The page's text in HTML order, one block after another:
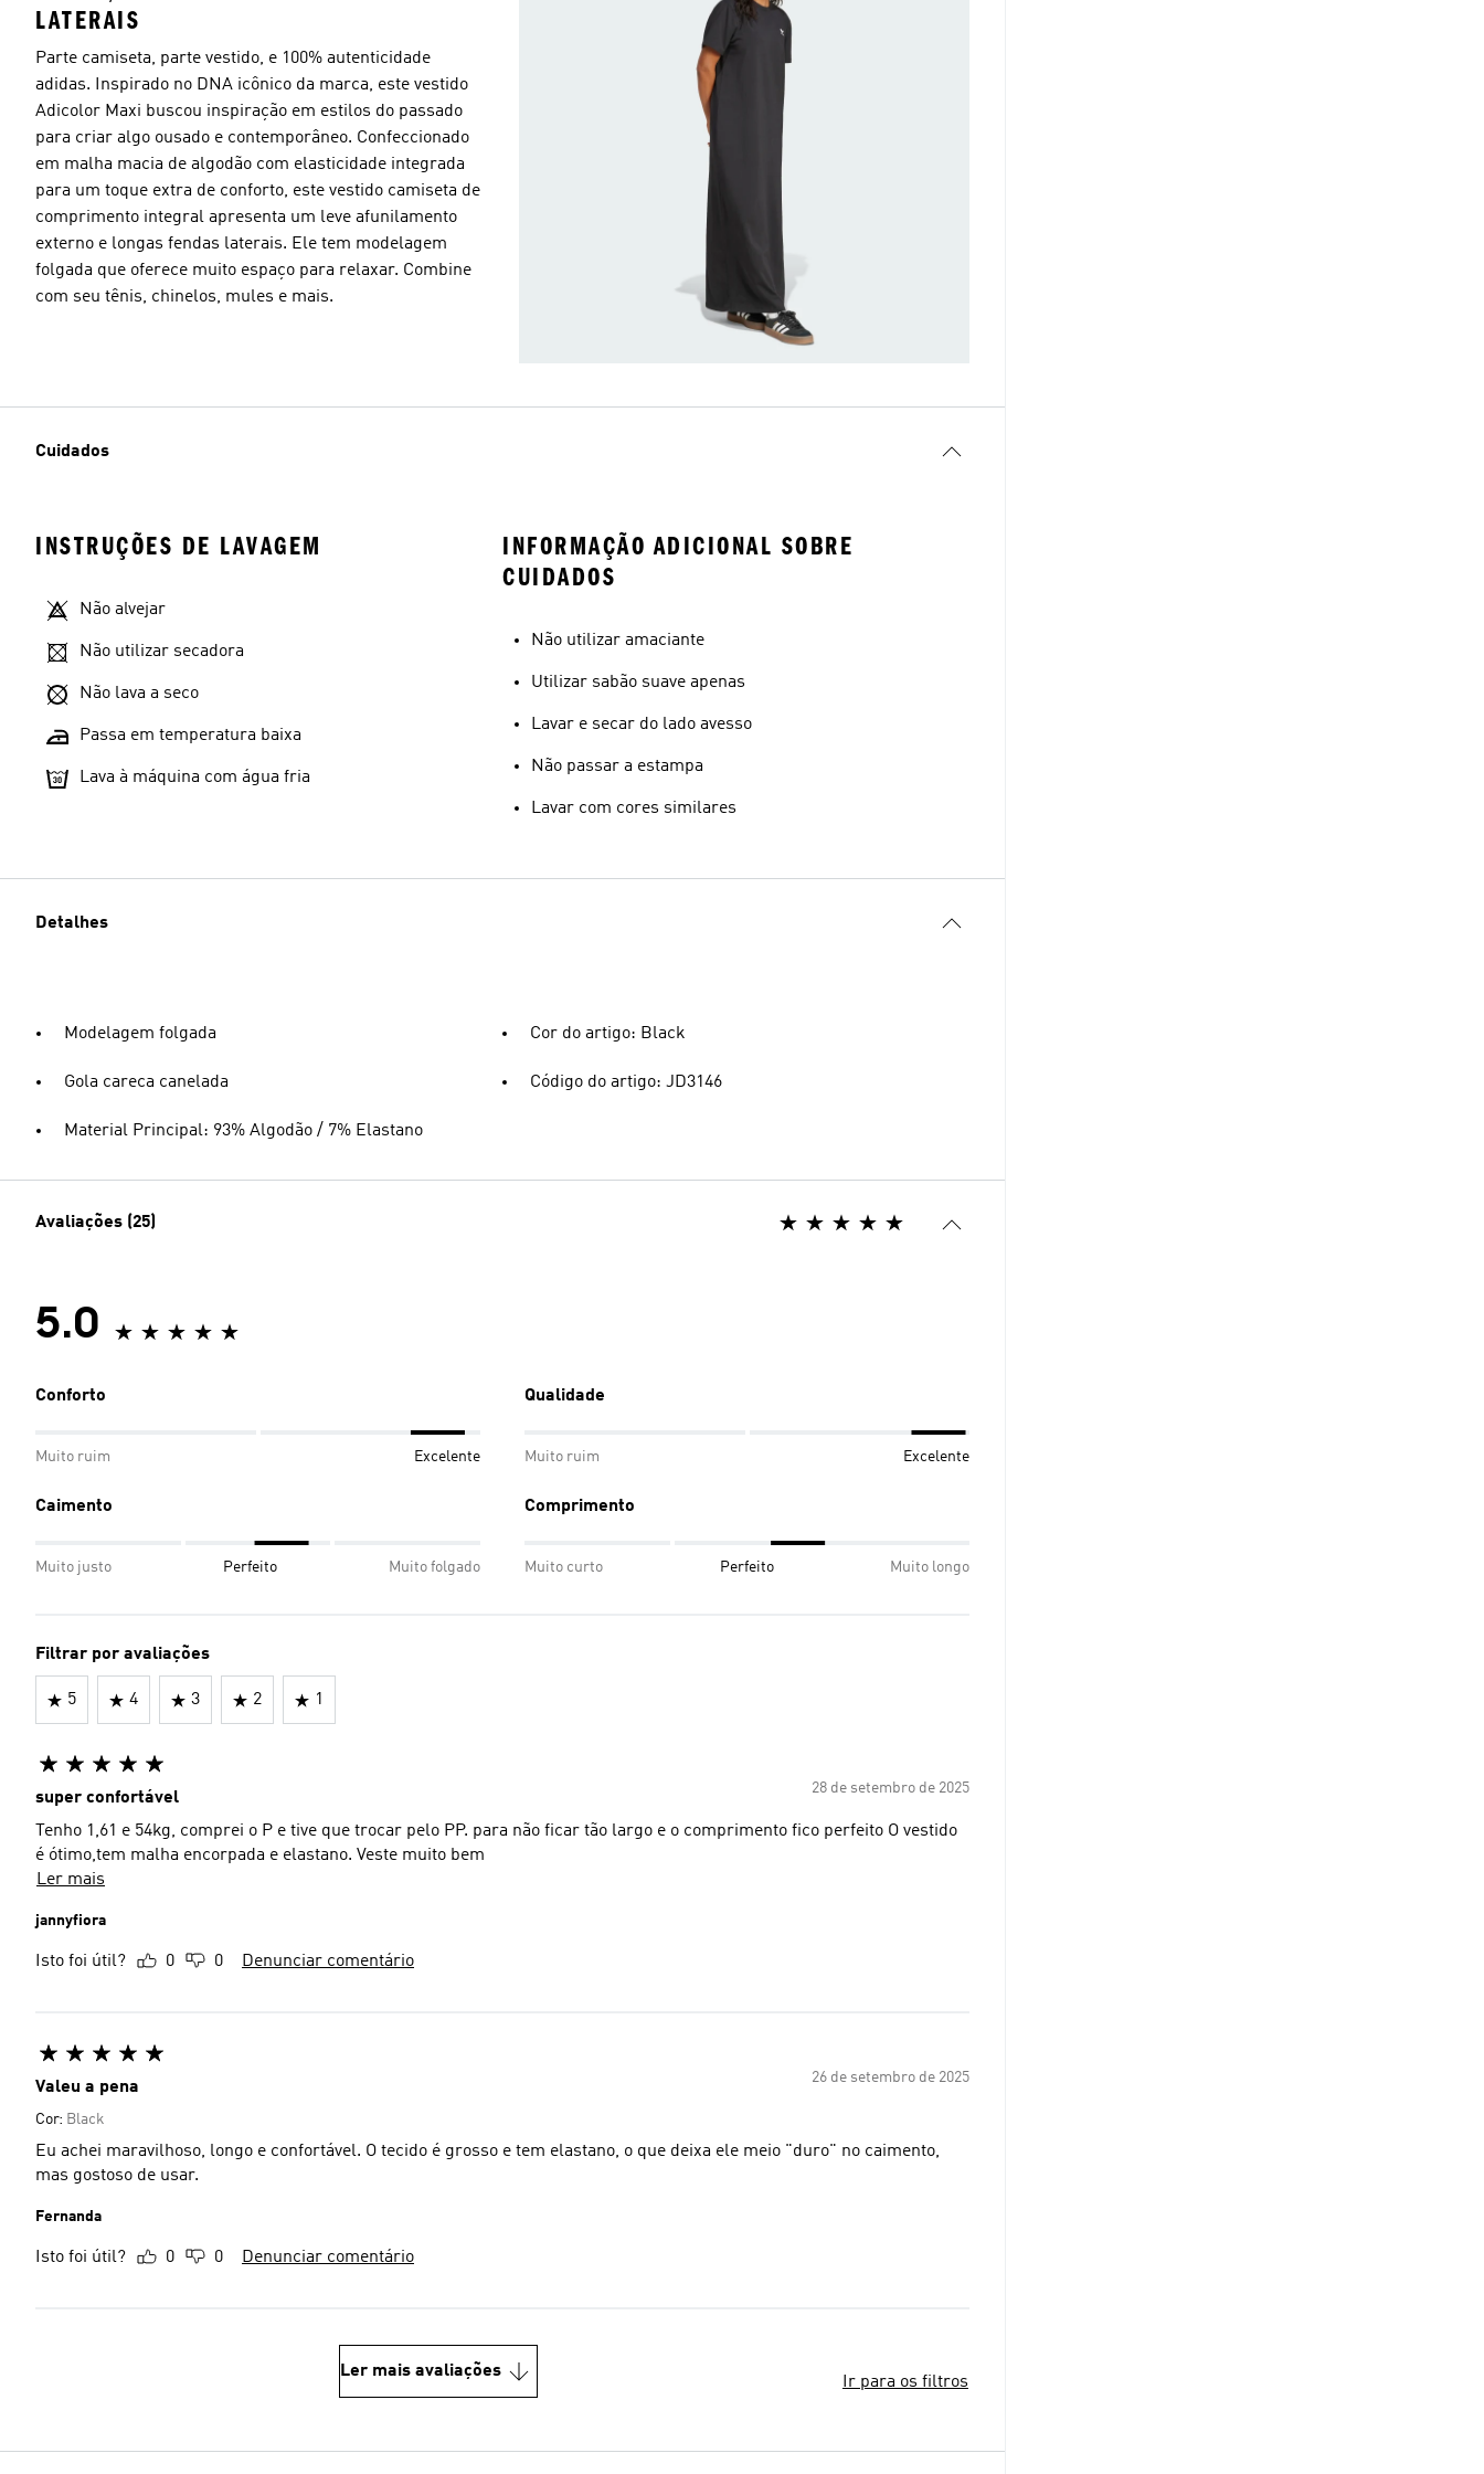
LATERAIS
Parte camiseta, parte vestido, e 100% autenticidade
adidas. Inspirado no DNA icônico da marca, este vestido
Adicolor Maxi buscou inspiração em estilos do passado
para criar algo ousado e contemporâneo. Confeccionado
em malha macia de algodão com elasticidade integrada
para um toque extra de conforto, este vestido camiseta de
comprimento integral apresenta um leve afunilamento
externo e longas fendas laterais. Ele tem modelagem
folgada que oferece muito espaço para relaxar. Combine
com seu tênis, chinelos, mules e mais.
Cuidados
INSTRUÇÕES DE LAVAGEM
Não alvejar
Não utilizar secadora
Não lava a seco
Passa em temperatura baixa
Lava à máquina com água fria
INFORMAÇÃO ADICIONAL SOBRE
CUIDADOS
Não utilizar amaciante
Utilizar sabão suave apenas
Lavar e secar do lado avesso
Não passar a estampa
Lavar com cores similares
Detalhes
Modelagem folgada
Gola careca canelada
Material Principal: 93% Algodão / 7% Elastano
Cor do artigo: Black
Código do artigo: JD3146
Avaliações (25)
5.0
Conforto
Muito ruim Excelente
Qualidade
Muito ruim Excelente
Caimento
Muito justo Perfeito Muito folgado
Comprimento
Muito curto Perfeito Muito longo
Filtrar por avaliações
5 4 3 2 1
28 de setembro de 2025
super confortável
Tenho 1,61 e 54kg, comprei o P e tive que trocar pelo PP. para não ficar tão largo e o comprimento fico perfeito O vestido
é ótimo,tem malha encorpada e elastano. Veste muito bem
Ler mais
jannyfiora
Isto foi útil? 0 0 Denunciar comentário
26 de setembro de 2025
Valeu a pena
Cor: Black
Eu achei maravilhoso, longo e confortável. O tecido é grosso e tem elastano, o que deixa ele meio "duro" no caimento,
mas gostoso de usar.
Fernanda
Isto foi útil? 0 0 Denunciar comentário
Ler mais avaliações
Ir para os filtros